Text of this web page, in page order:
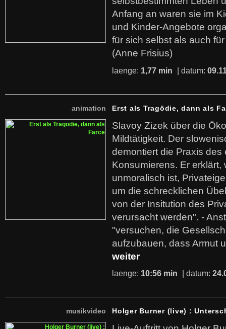
Anfang an waren sie im
und Kinder-Angebote
für sich selbst als auch
(Anne Frisius)
laenge: 1,77 min | datum:
animation Erst als Tragödie, dann als
Slavoy Zizek über die
Mildtätigkeit. Der
demontiert die Praxis des
Konsumierens. Er erklärt,
unmoralisch ist,
um die schrecklichen
von der Insitution des
verursacht werden". -
"versuchen, die
aufzubauen, dass Armut
weiter
laenge: 10:56 min | datum:
musikvideo Holger Burner (live) :